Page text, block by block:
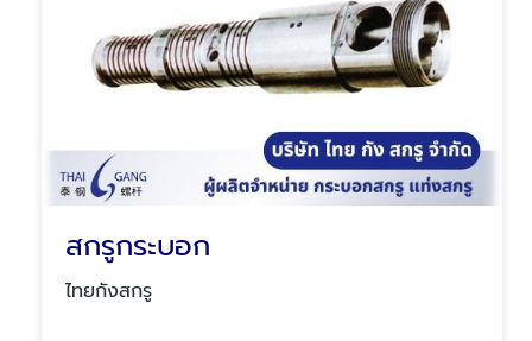
สกรูกระบอก
ไทยกังสกรู